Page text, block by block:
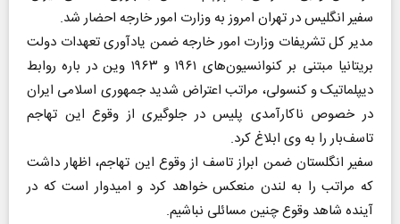
سفیر انگلیس در تهران امروز به وزارت امور خارجه احضار شد.
مدیر کل تشریفات وزارت امور خارجه ضمن یادآوری تعهدات دولت
بریتانیا مبتنی بر کنوانسیون‌های ۱۹۶۱ و ۱۹۶۳ وین در باره روابط
دیپلماتیک و کنسولی، مراتب اعتراض شدید جمهوری اسلامی ایران
در خصوص ناکارآمدی پلیس در جلوگیری از وقوع این تهاجم
تاسف‌بار را به وی ابلاغ کرد.
سفیر انگلستان ضمن ابراز تاسف از وقوع این تهاجم، اظهار داشت
که مراتب را به لندن منعکس خواهد کرد و امیدوار است که در
آینده شاهد وقوع چنین مسائلی نباشیم.